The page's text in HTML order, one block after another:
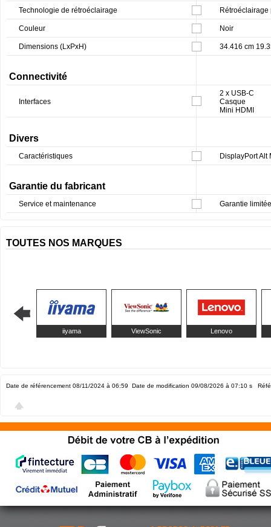
Technologie de rétroéclairage Rétroéclairage
Couleur Noir
Dimensions (LxPxH) 34.416 cm
Connectivité
Interfaces
2 x USB-C
Casque
Mini HDMI
Divers
Caractéristiques DisplayPort Alt
Garantie du fabricant
Service et maintenance Garantie
TOUTES NOS MARQUES
iiyama ViewSonic Lenovo
Date de référencement 08/11/2024 à 06:59 Date de modification 09/08/2026 à 07:10 s